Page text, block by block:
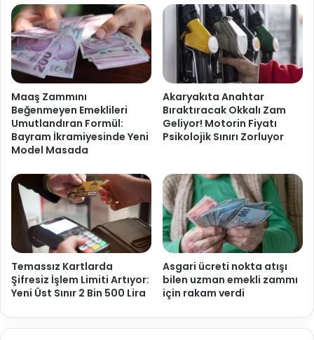
Maaş Zammını
Beğenmeyen Emeklileri
Umutlandıran Formül:
Bayram İkramiyesinde Yeni
Model Masada
Akaryakıta Anahtar
Bıraktıracak Okkalı Zam
Geliyor! Motorin Fiyatı
Psikolojik Sınırı Zorluyor
Temassız Kartlarda
Şifresiz İşlem Limiti Artıyor:
Yeni Üst Sınır 2 Bin 500 Lira
Asgari ücreti nokta atışı
bilen uzman emekli zammı
için rakam verdi